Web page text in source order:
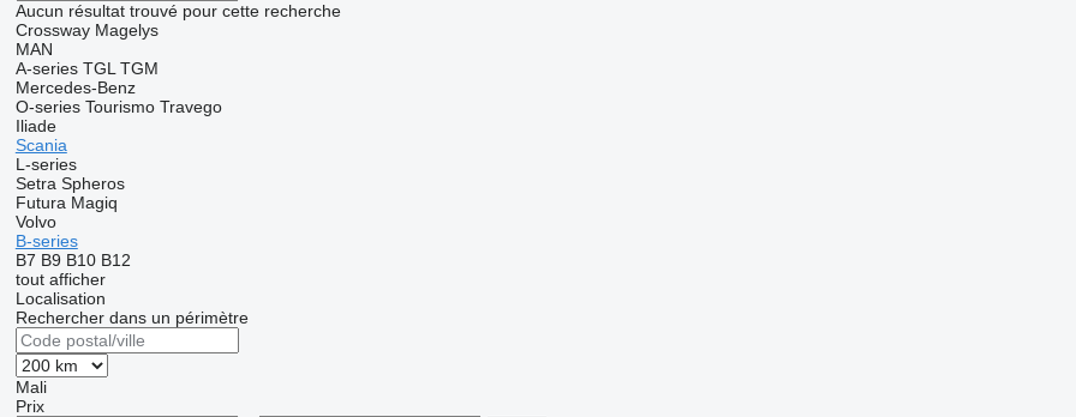
Aucun résultat trouvé pour cette recherche
Crossway Magelys
MAN
A-series TGL TGM
Mercedes-Benz
O-series Tourismo Travego
Iliade
Scania
L-series
Setra Spheros
Futura Magiq
Volvo
B-series
B7 B9 B10 B12
tout afficher
Localisation
Rechercher dans un périmètre
Mali
Prix